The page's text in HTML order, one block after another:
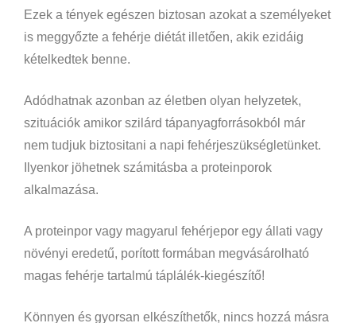
Ezek a tények egészen biztosan azokat a személyeket
is meggyőzte a fehérje diétát illetően, akik ezidáig
kételkedtek benne.
Adódhatnak azonban az életben olyan helyzetek,
szituációk amikor szilárd tápanyagforrásokból már
nem tudjuk biztositani a napi fehérjeszükségletünket.
Ilyenkor jöhetnek számitásba a proteinporok
alkalmazása.
A proteinpor vagy magyarul fehérjepor egy állati vagy
növényi eredetű, porított formában megvásárolható
magas fehérje tartalmú táplálék-kiegészítő!
Könnyen és gyorsan elkészíthetők, nincs hozzá másra